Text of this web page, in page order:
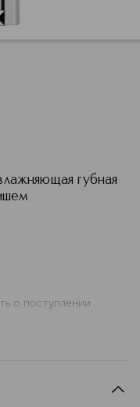
губная
о поступлении